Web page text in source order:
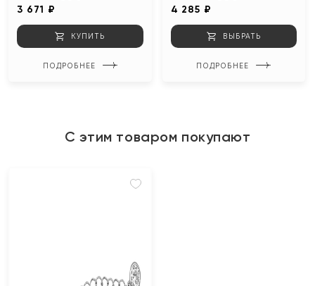
3 671 ₽
КУПИТЬ
ПОДРОБНЕЕ
4 285 ₽
ВЫБРАТЬ
ПОДРОБНЕЕ
С этим товаром покупают